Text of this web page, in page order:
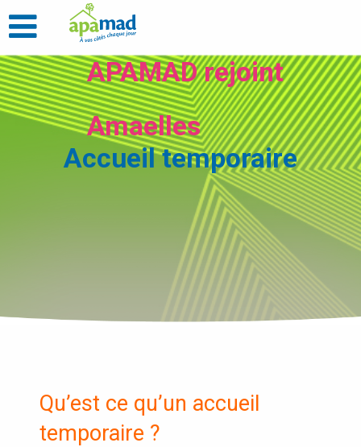
APAMAD rejoint
Amaelles
Accueil temporaire
Qu’est ce qu’un accueil
temporaire ?